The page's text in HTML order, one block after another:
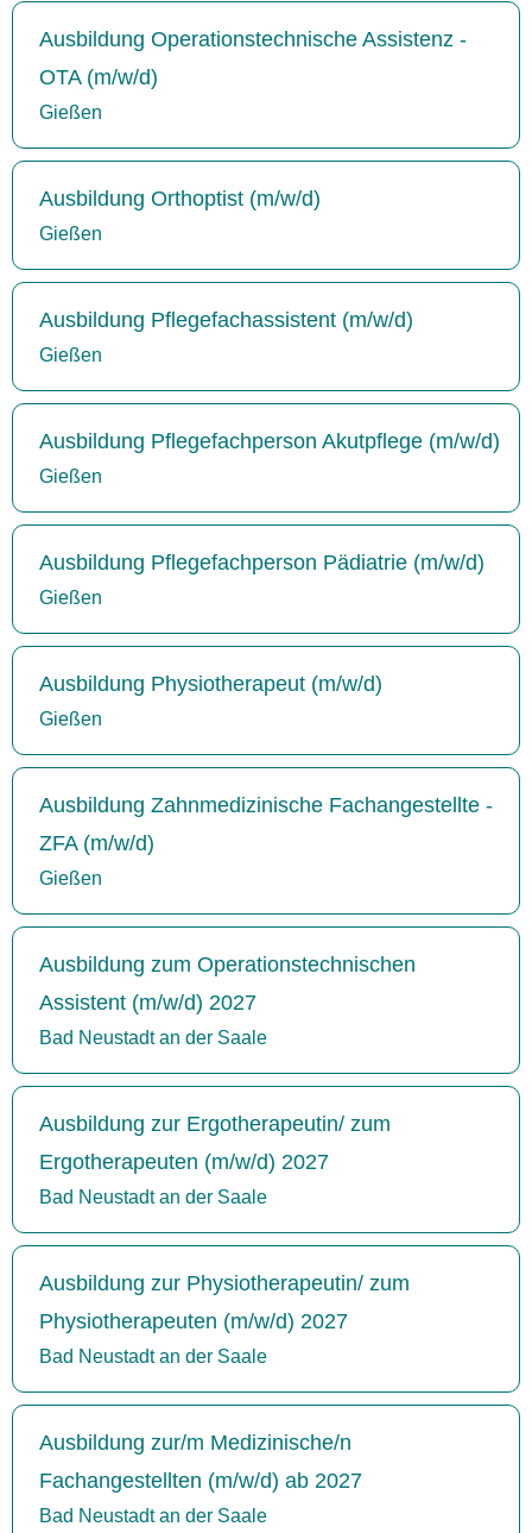
Ausbildung Operationstechnische Assistenz -
OTA (m/w/d)
Gießen
Ausbildung Orthoptist (m/w/d)
Gießen
Ausbildung Pflegefachassistent (m/w/d)
Gießen
Ausbildung Pflegefachperson Akutpflege (m/w/d)
Gießen
Ausbildung Pflegefachperson Pädiatrie (m/w/d)
Gießen
Ausbildung Physiotherapeut (m/w/d)
Gießen
Ausbildung Zahnmedizinische Fachangestellte -
ZFA (m/w/d)
Gießen
Ausbildung zum Operationstechnischen
Assistent (m/w/d) 2027
Bad Neustadt an der Saale
Ausbildung zur Ergotherapeutin/ zum
Ergotherapeuten (m/w/d) 2027
Bad Neustadt an der Saale
Ausbildung zur Physiotherapeutin/ zum
Physiotherapeuten (m/w/d) 2027
Bad Neustadt an der Saale
Ausbildung zur/m Medizinische/n
Fachangestellten (m/w/d) ab 2027
Bad Neustadt an der Saale